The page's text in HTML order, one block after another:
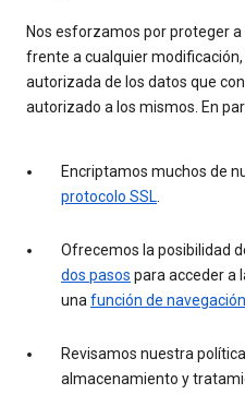
Nos esforzamos por proteger
frente a cualquier
autorizada de los datos que
autorizado a los mismos. En
Encriptamos muchos de
protocolo SSL.
Ofrecemos la posibilidad
dos pasos para acceder a
unafunción de
Revisamos nuestra
almacenamiento y